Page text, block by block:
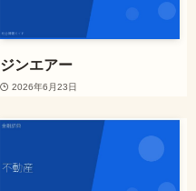
ジンエアー
2026年6月23日